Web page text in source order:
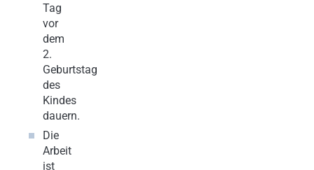
Tag
vor
dem
2.
Geburtstag
des
Kindes
dauern.
Die
Arbeit
ist